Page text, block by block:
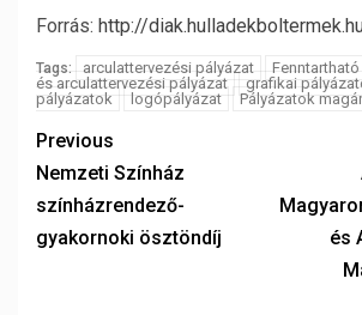
Forrás: http://
Tags: arculattervezési pályázat
és arculattervezési pályázat
grafikai
pályázatok
logópályázat Pályázatok
Previous
Nemzeti Színház
színházrendező-
gyakornoki ösztöndíj
és